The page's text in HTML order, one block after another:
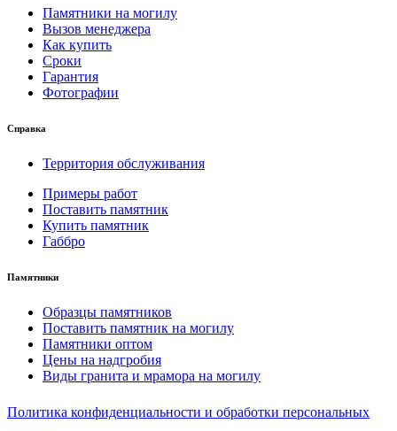
Памятники на могилу
Вызов менеджера
Как купить
Сроки
Гарантия
Фотографии
Справка
Территория обслуживания
Примеры работ
Поставить памятник
Купить памятник
Габбро
Памятники
Образцы памятников
Поставить памятник на могилу
Памятники оптом
Цены на надгробия
Виды гранита и мрамора на могилу
Политика конфиденциальности и обработки персональных